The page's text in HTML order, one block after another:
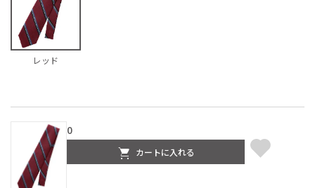
レッド
0
カートに入れる